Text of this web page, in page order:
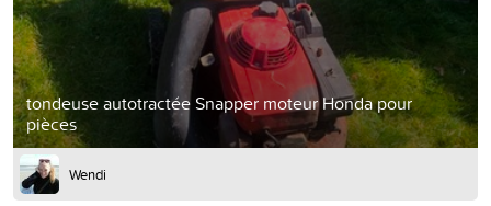
tondeuse autotractée Snapper moteur Honda pour
pièces
Wendi